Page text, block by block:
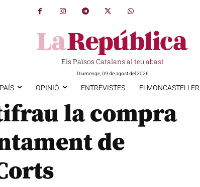
Els Països Catalans al teu abast
Diumenge, 09 de agost del 2026
OPINIÓ ENTREVISTES ELMONCASTELLER
la compra
de